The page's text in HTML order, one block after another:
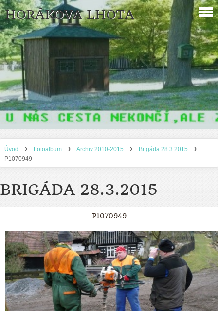
HORÁKOVA LHOTA
Úvod › Fotoalbum › Archiv 2010-2015 › Brigáda 28.3.2015 ›
P1070949
BRIGÁDA 28.3.2015
P1070949